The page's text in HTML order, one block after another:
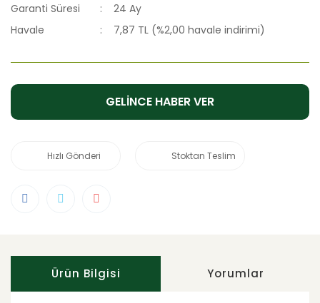
Garanti Süresi
24 Ay
Havale
7,87 TL (%2,00 havale indirimi)
GELİNCE HABER VER
Hızlı Gönderi Stoktan Teslim
Ürün Bilgisi Yorumlar